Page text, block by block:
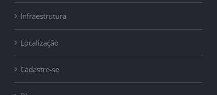
Infraestrutura
Localização
Cadastre-se